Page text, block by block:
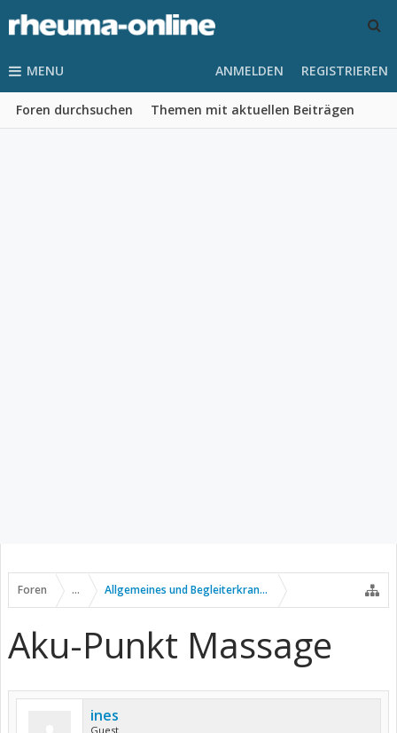
MENU
Foren durchsuchen Themen mit aktuellen Beiträgen
ANMELDEN REGISTRIEREN
Foren ... Allgemeines und Begleiterkrankungen
Aku-Punkt Massage
ines
Guest